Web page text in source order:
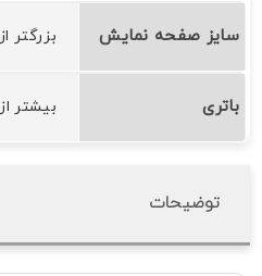
سایز صفحه نمایش بزرگتر از 10 اینچ - بزرگ
باتری بیشتر از 6000 میلی آمپر
توضیحات